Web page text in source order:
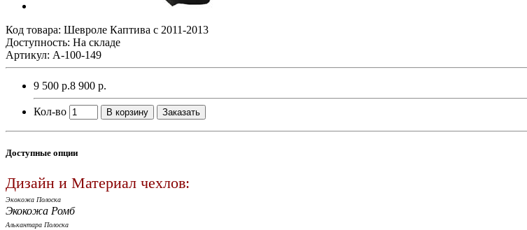
Код товара: Шевроле Каптива с 2011-2013
Доступность: На складе
Артикул: A-100-149
9 500 р.8 900 р.
Кол-во В корзину Заказать
Доступные опции
Дизайн и Материал чехлов:
Экокожа Полоска
Экокожа Ромб
Алькантара Полоска